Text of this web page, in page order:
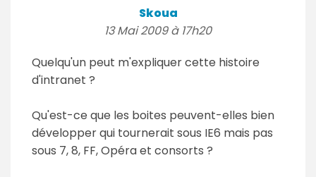
Skoua
13 Mai 2009 à 17h20
Quelqu'un peut m'expliquer cette histoire
d'intranet ?
Qu'est-ce que les boites peuvent-elles bien
développer qui tournerait sous IE6 mais pas
sous 7, 8, FF, Opéra et consorts ?